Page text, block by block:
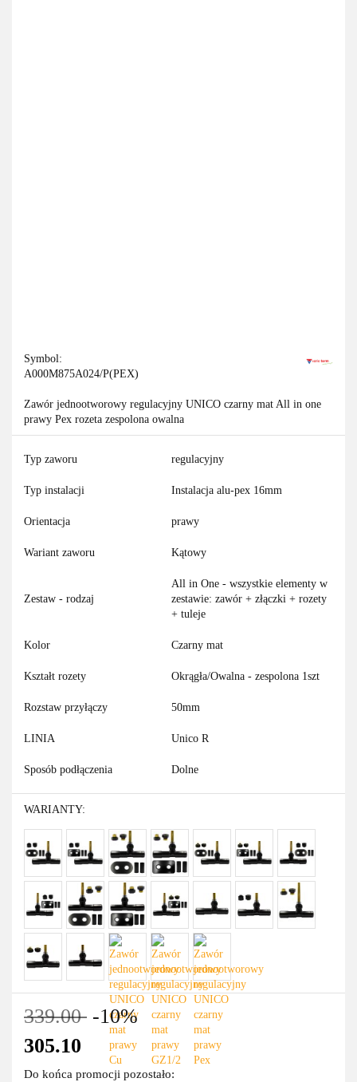
Symbol:
A000M875A024/P(PEX)
Zawór jednootworowy regulacyjny UNICO czarny mat All in one
prawy Pex rozeta zespolona owalna
Typ zaworu regulacyjny
Typ instalacji Instalacja alu-pex 16mm
Orientacja prawy
Wariant zaworu Kątowy
Zestaw - rodzaj
All in One - wszystkie elementy w
zestawie: zawór + złączki + rozety
+ tuleje
Kolor Czarny mat
Kształt rozety Okrągła/Owalna - zespolona 1szt
Rozstaw przyłączy 50mm
LINIA Unico R
Sposób podłączenia Dolne
WARIANTY:
339.00 -10%
305.10
Do końca promocji pozostało: